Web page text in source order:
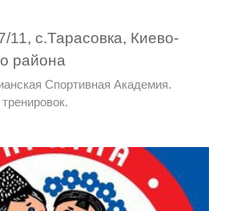
11, с.Тарасовка, Киево-
района
Спортивная Академия.